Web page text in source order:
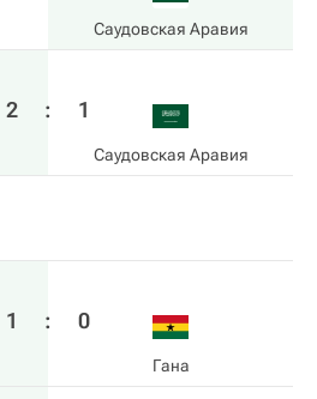
Саудовская Аравия
2 : 1
Саудовская Аравия
1 : 0
Гана